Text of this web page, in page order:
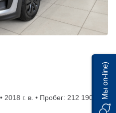
г. в. • Пробег: 212 190 км •
Мы on-line)